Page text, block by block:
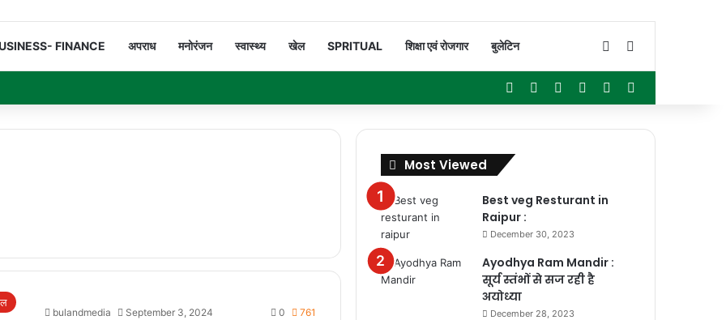
FINANCE अपराध मनोरंजन स्वास्थ्य खेल SPRITUAL शिक्षा एवं रोजगार बुलेटिन Switch skin
Facebook YouTubeInstagramWhatsApp
bulandmedia September 3, 2024 0 761
Most Viewed
Best veg Resturant in
Raipur :
December 30, 2023
Ayodhya Ram Mandir :
सूर्य स्तंभों से सज रही है
अयोध्या
December 28, 2023